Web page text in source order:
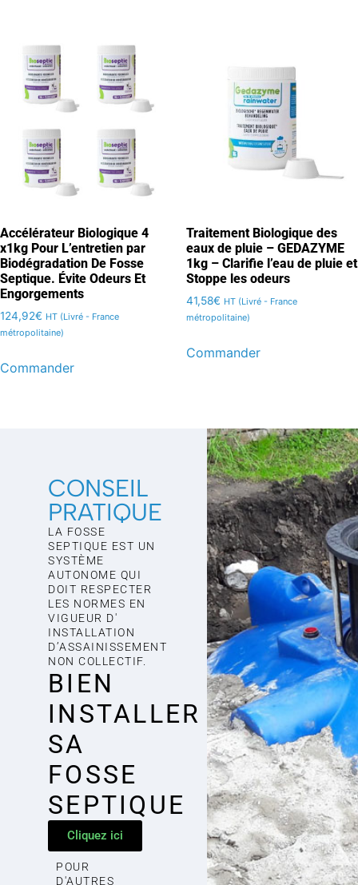
Accélérateur Biologique 4
x1kg Pour L’entretien par
Biodégradation De Fosse
Septique. Évite Odeurs Et
Engorgements
124,92€ HT (Livré - France
métropolitaine)
Commander
Traitement Biologique des
eaux de pluie – GEDAZYME
1kg – Clarifie l’eau de pluie et
Stoppe les odeurs
41,58€ HT (Livré - France
métropolitaine)
Commander
CONSEIL
PRATIQUE
LA FOSSE
SEPTIQUE EST UN
SYSTÈME
AUTONOME QUI
DOIT RESPECTER
LES NORMES EN
VIGUEUR D'
INSTALLATION
D’ASSAINISSEMENT
NON COLLECTIF.
BIEN
INSTALLER
SA
FOSSE
SEPTIQUE
Cliquez ici
POUR
D'AUTRES